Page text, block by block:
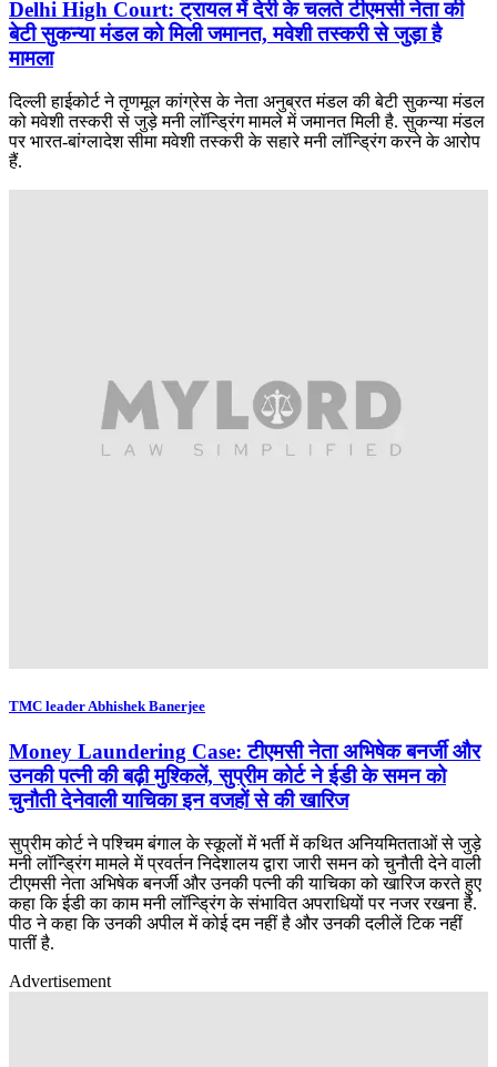
Delhi High Court: ट्रायल में देरी के चलते टीएमसी नेता की
बेटी सुकन्या मंडल को मिली जमानत, मवेशी तस्करी से जुड़ा है
मामला
दिल्ली हाईकोर्ट ने तृणमूल कांग्रेस के नेता अनुब्रत मंडल की बेटी सुकन्या मंडल
को मवेशी तस्करी से जुड़े मनी लॉन्ड्रिंग मामले में जमानत मिली है. सुकन्या मंडल
पर भारत-बांग्लादेश सीमा मवेशी तस्करी के सहारे मनी लॉन्ड्रिंग करने के आरोप
हैं.
TMC leader Abhishek Banerjee
Money Laundering Case: टीएमसी नेता अभिषेक बनर्जी और
उनकी पत्नी की बढ़ी मुश्किलें, सुप्रीम कोर्ट ने ईडी के समन को
चुनौती देनेवाली याचिका इन वजहों से की खारिज
सुप्रीम कोर्ट ने पश्चिम बंगाल के स्कूलों में भर्ती में कथित अनियमितताओं से जुड़े
मनी लॉन्ड्रिंग मामले में प्रवर्तन निदेशालय द्वारा जारी समन को चुनौती देने वाली
टीएमसी नेता अभिषेक बनर्जी और उनकी पत्नी की याचिका को खारिज करते हुए
कहा कि ईडी का काम मनी लॉन्ड्रिंग के संभावित अपराधियों पर नजर रखना है.
पीठ ने कहा कि उनकी अपील में कोई दम नहीं है और उनकी दलीलें टिक नहीं
पातीं है.
Advertisement